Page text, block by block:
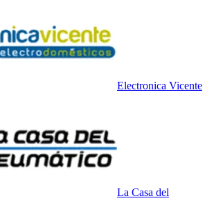
Electronica Vicente
La Casa del